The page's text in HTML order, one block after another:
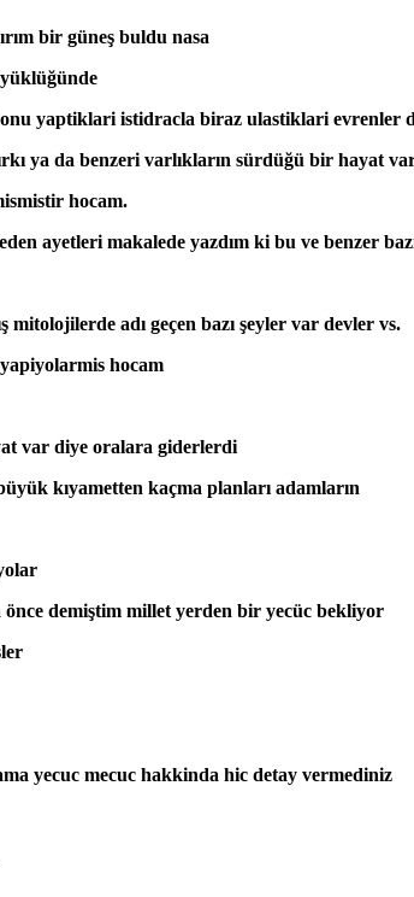
bir güneş buldu nasa
yaptiklari istidracla biraz ulastiklari evrenler
ya da benzeri varlıkların sürdüğü bir hayat
hocam.
ayetleri makalede yazdım ki bu ve benzer
mitolojilerde adı geçen bazı şeyler var devler vs.
hocam
var diye oralara giderlerdi
kıyametten kaçma planları adamların
önce demiştim millet yerden bir yecüc bekliyor
yecuc mecuc hakkinda hic detay vermediniz